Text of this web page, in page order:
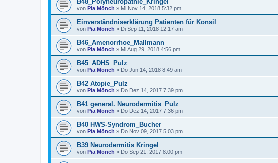
von Pia Mönch » Mi Nov 14, 2018 5:32 pm
Einverständniserklärung Patienten für Konsil
von Pia Mönch » Di Sep 11, 2018 12:17 am
B46_Amenorrhoe_Mallmann
von Pia Mönch » Mi Aug 29, 2018 4:56 pm
B45_ADHS_Pulz
von Pia Mönch » Do Jun 14, 2018 8:49 am
B42 Atopie_Pulz
von Pia Mönch » Do Dez 14, 2017 7:39 pm
B41 general. Neurodermitis_Pulz
von Pia Mönch » Do Dez 14, 2017 7:36 pm
B40 HWS-Syndrom_Bucher
von Pia Mönch » Do Nov 09, 2017 5:03 pm
B39 Neurodermitis Kringel
von Pia Mönch » Do Sep 21, 2017 8:00 pm